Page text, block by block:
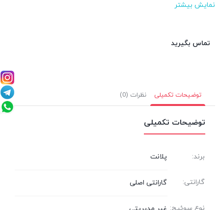
پورت Up-Link::
پورت فیبر نوری::
نمایش بیشتر
تماس بگیرید
توضیحات تکمیلی نظرات (0)
توضیحات تکمیلی
برند: پلانت
گارانتی: گارانتی اصلی